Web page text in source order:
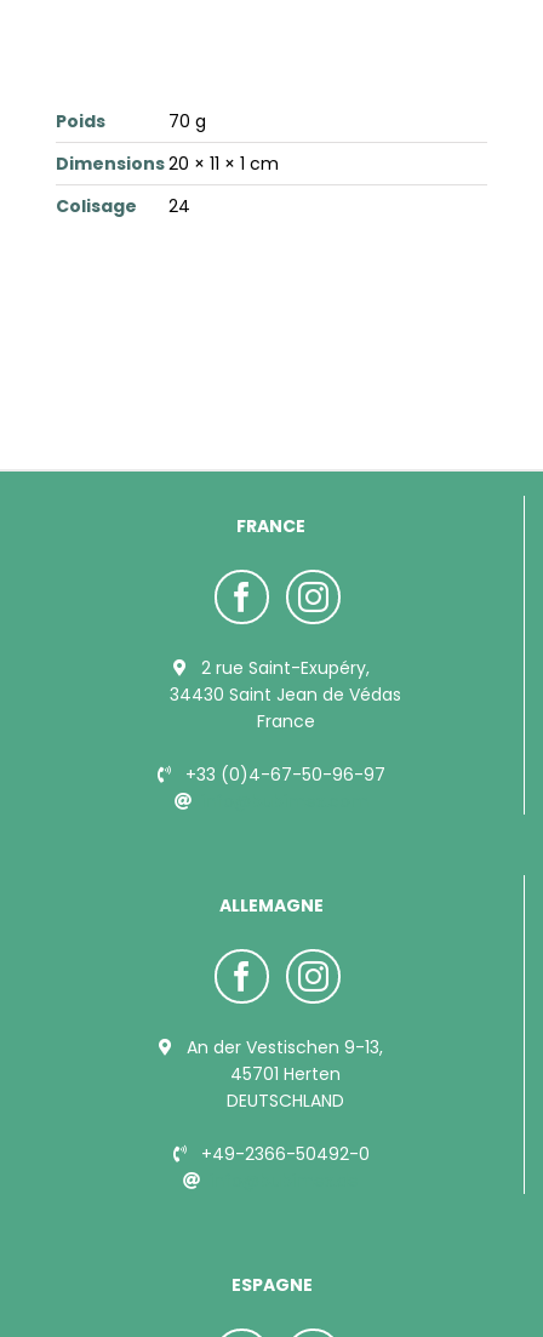
Poids
70 g
Dimensions20 × 11 × 1 cm
Colisage
24
FRANCE
2 rue Saint-Exupéry,
34430 Saint Jean de Védas
France
+33 (0)4-67-50-96-97
ALLEMAGNE
An der Vestischen 9-13,
45701 Herten
DEUTSCHLAND
+49-2366-50492-0
ESPAGNE